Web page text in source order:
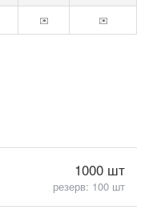
✉️ ✉️
1000 шт
резерв: 100 шт